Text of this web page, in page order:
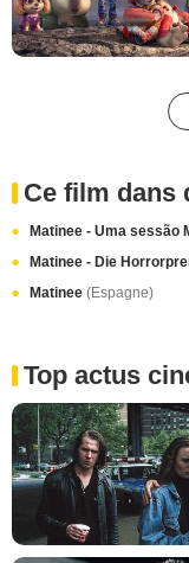
Ce film dans
Matinee - Uma sessão
Matinee - Die
Matinee (Espagne)
Top actus